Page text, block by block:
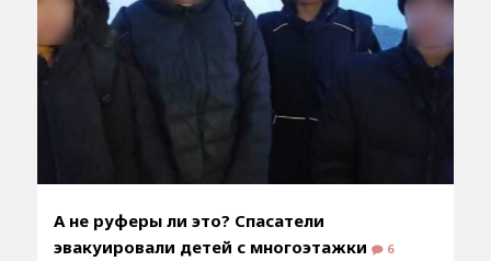
А не руферы ли это? Спасатели
эвакуировали детей с многоэтажки
6